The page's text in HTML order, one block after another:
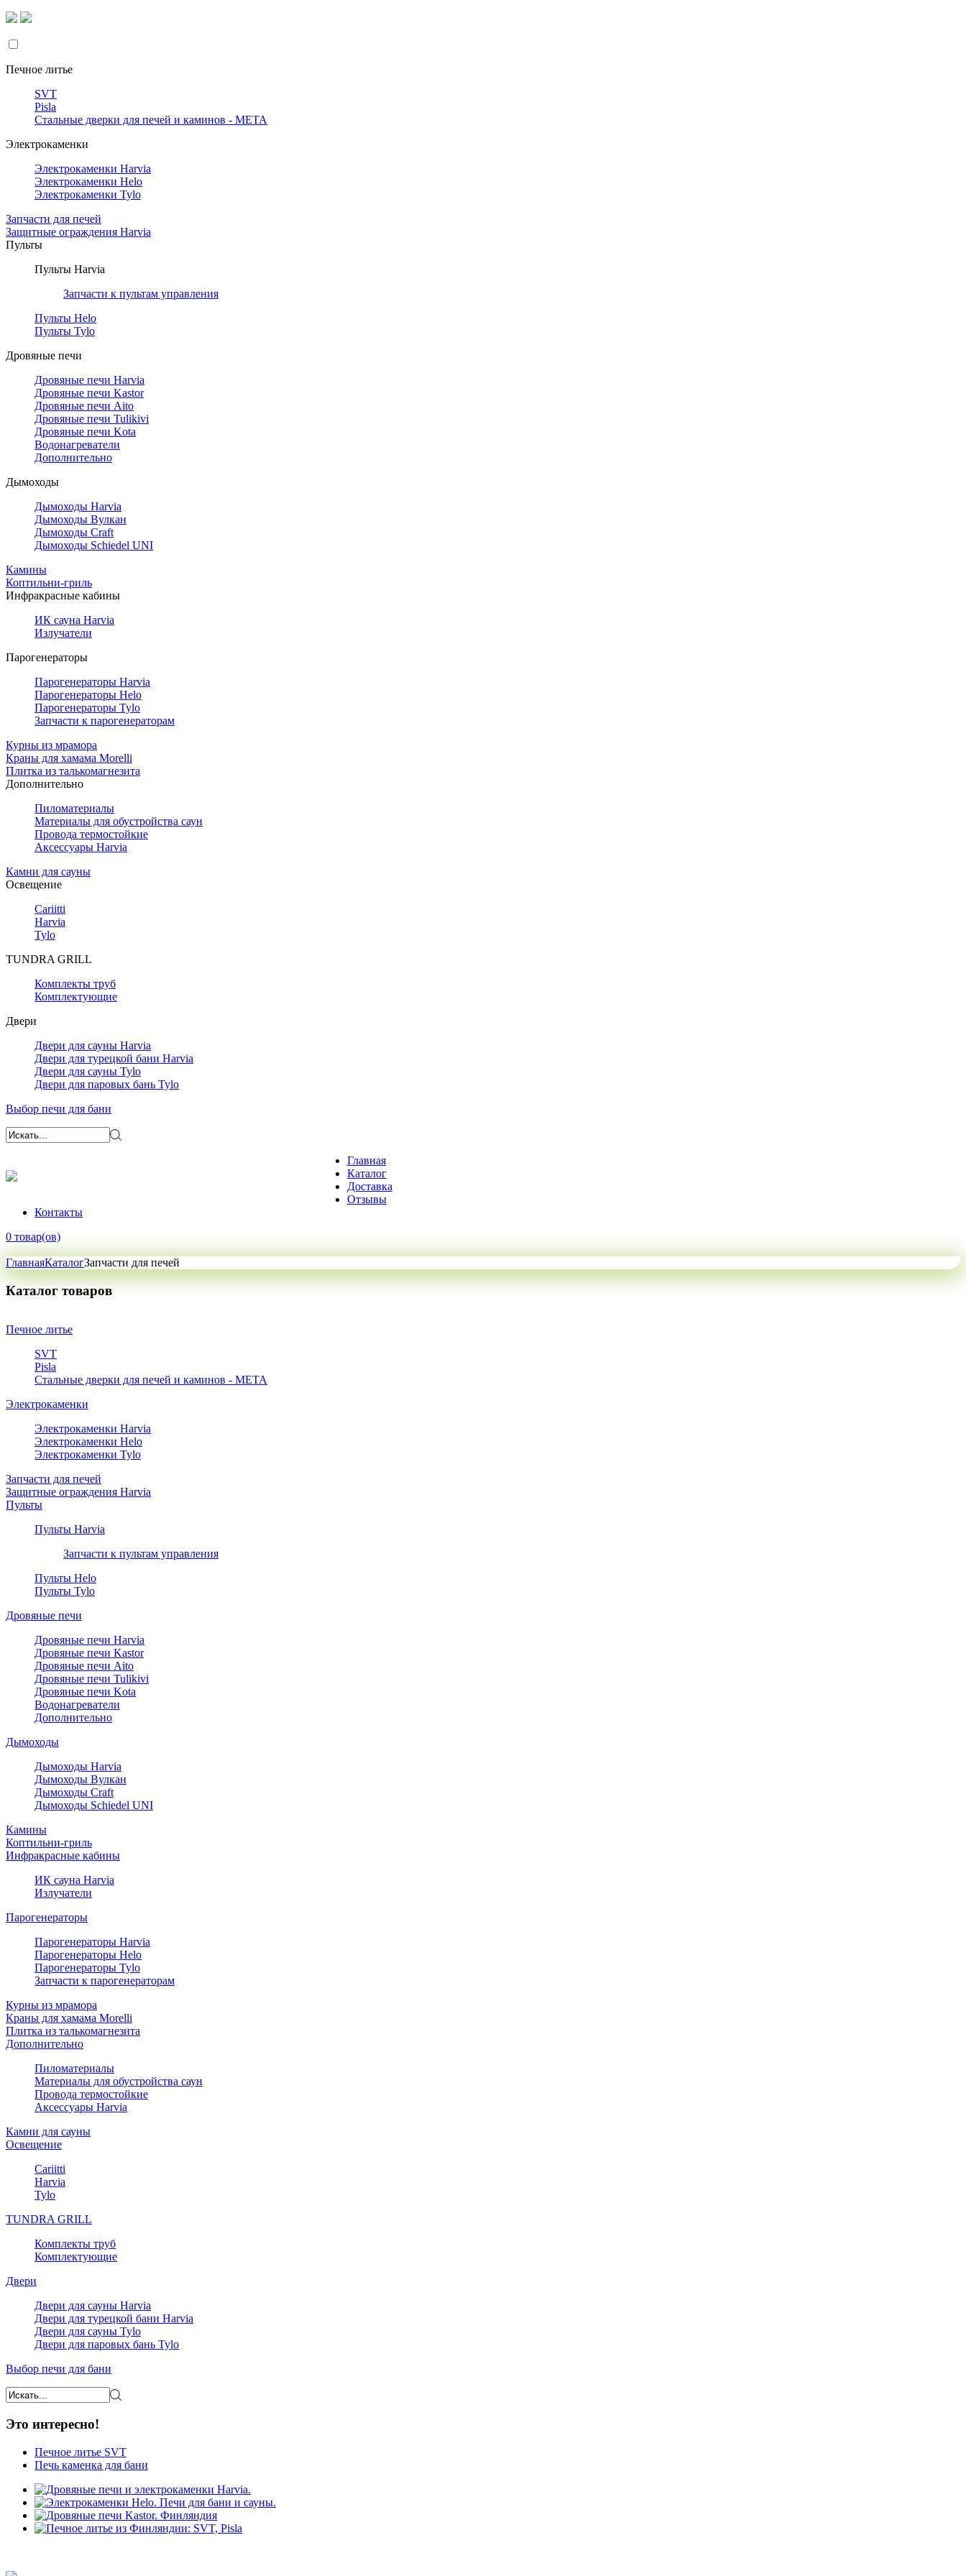
Печное литье
SVT
Pisla
Стальные дверки для печей и каминов - META
Электрокаменки
Электрокаменки Harvia
Электрокаменки Helo
Электрокаменки Tylo
Запчасти для печей
Защитные ограждения Harvia
Пульты
Пульты Harvia
Запчасти к пультам управления
Пульты Helo
Пульты Tylo
Дровяные печи
Дровяные печи Harvia
Дровяные печи Kastor
Дровяные печи Aito
Дровяные печи Tulikivi
Дровяные печи Kota
Водонагреватели
Дополнительно
Дымоходы
Дымоходы Harvia
Дымоходы Вулкан
Дымоходы Craft
Дымоходы Schiedel UNI
Камины
Коптильни-гриль
Инфракрасные кабины
ИК сауна Harvia
Излучатели
Парогенераторы
Парогенераторы Harvia
Парогенераторы Helo
Парогенераторы Tylo
Запчасти к парогенераторам
Курны из мрамора
Краны для хамама Morelli
Плитка из талькомагнезита
Дополнительно
Пиломатериалы
Материалы для обустройства саун
Провода термостойкие
Аксессуары Harvia
Камни для сауны
Освещение
Cariitti
Harvia
Tylo
TUNDRA GRILL
Комплекты труб
Комплектующие
Двери
Двери для сауны Harvia
Двери для турецкой бани Harvia
Двери для сауны Tylo
Двери для паровых бань Tylo
Выбор печи для бани
Главная
Каталог
Доставка
Отзывы
Контакты
0 товар(ов)
ГлавнаяКаталогЗапчасти для печей
Каталог товаров
Печное литье
SVT
Pisla
Стальные дверки для печей и каминов - META
Электрокаменки
Электрокаменки Harvia
Электрокаменки Helo
Электрокаменки Tylo
Запчасти для печей
Защитные ограждения Harvia
Пульты
Пульты Harvia
Запчасти к пультам управления
Пульты Helo
Пульты Tylo
Дровяные печи
Дровяные печи Harvia
Дровяные печи Kastor
Дровяные печи Aito
Дровяные печи Tulikivi
Дровяные печи Kota
Водонагреватели
Дополнительно
Дымоходы
Дымоходы Harvia
Дымоходы Вулкан
Дымоходы Craft
Дымоходы Schiedel UNI
Камины
Коптильни-гриль
Инфракрасные кабины
ИК сауна Harvia
Излучатели
Парогенераторы
Парогенераторы Harvia
Парогенераторы Helo
Парогенераторы Tylo
Запчасти к парогенераторам
Курны из мрамора
Краны для хамама Morelli
Плитка из талькомагнезита
Дополнительно
Пиломатериалы
Материалы для обустройства саун
Провода термостойкие
Аксессуары Harvia
Камни для сауны
Освещение
Cariitti
Harvia
Tylo
TUNDRA GRILL
Комплекты труб
Комплектующие
Двери
Двери для сауны Harvia
Двери для турецкой бани Harvia
Двери для сауны Tylo
Двери для паровых бань Tylo
Выбор печи для бани
Это интересно!
Печное литье SVT
Печь каменка для бани